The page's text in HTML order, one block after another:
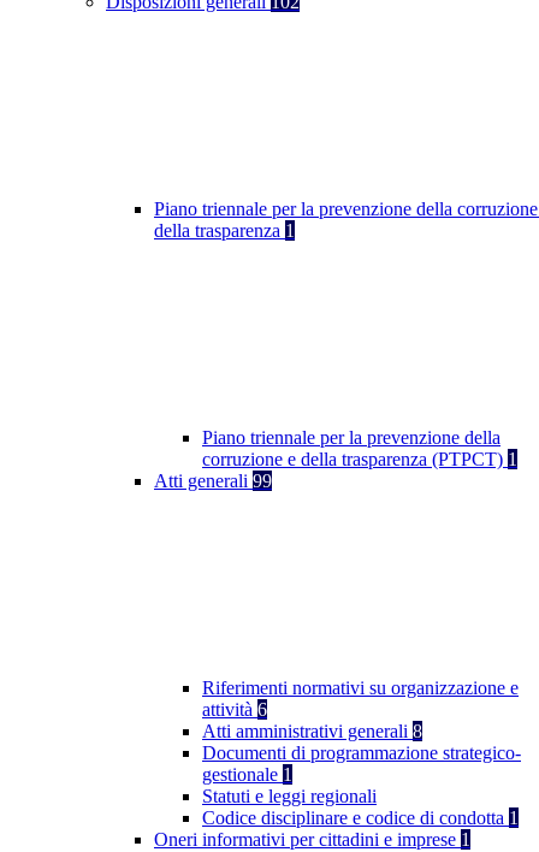
Piano triennale per la prevenzione della
della trasparenza 1
Piano triennale per la prevenzione della
corruzione e della trasparenza (PTPCT) 1
Atti generali 99
Riferimenti normativi su organizzazione e
attività 6
Atti amministrativi generali 8
Documenti di programmazione strategico-
gestionale 1
Statuti e leggi regionali
Codice disciplinare e codice di condotta 1
Oneri informativi per cittadini e imprese 1